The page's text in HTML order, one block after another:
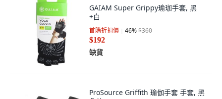
GAIAM Super Grippy瑜珈手套, 黑
+白
首購折扣價 46%$360
$192
缺貨
ProSource Griffith 瑜伽手套 手套, 黑